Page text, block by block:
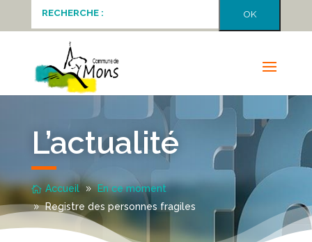
L’actualité
Accueil
En ce moment
Registre des personnes fragiles